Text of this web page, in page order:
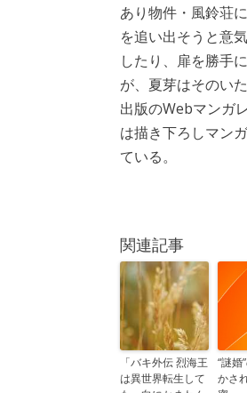
あり物件・風鈴荘
を追い出そうと意
したり、扉を勝手
が、夏芽はそのい
出版のWebマンガ
は描き下ろしマン
ている。
関連記事
「バキ外伝 烈海王
は異世界転生して
“謎婚
かさ